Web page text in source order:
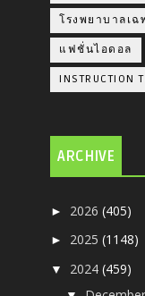
โรงพยาบาลเฉ
แฟชั่นไอดอล
INSTRUCTION
ARCHIVE
► 2026(405)
► 2025(1148)
▼ 2024(459)